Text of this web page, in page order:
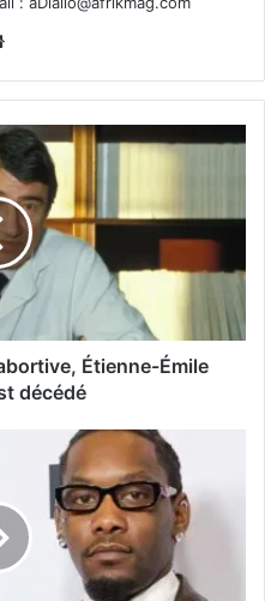
Étienne-Émile
décédé